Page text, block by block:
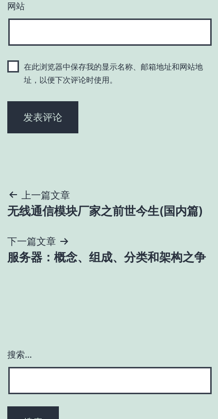
网站
在此浏览器中保存我的显示名称、邮箱地址和网站地
址，以便下次评论时使用。
文
章
导
航
上一篇文章
无线通信模块厂家之前世今生(国内篇)
下一篇文章
服务器：概念、组成、分类和架构之争
搜索…